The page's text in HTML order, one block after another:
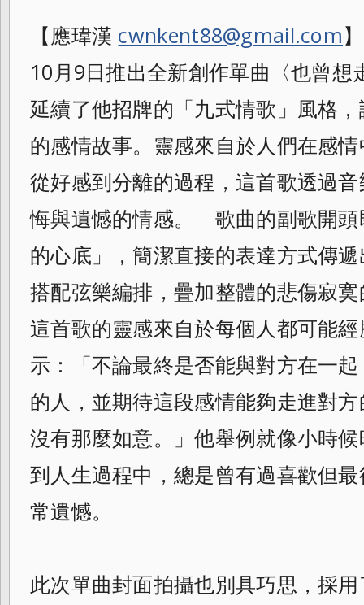
【應瑋漢 cwnkent88@gmail.com
10月9日推出全新創作單曲〈也曾想
延續了他招牌的「九式情歌」風格
的感情故事。靈感來自於人們在感
從好感到分離的過程，這首歌透過
悔與遺憾的情感。 歌曲的副歌開頭
的心底」，簡潔直接的表達方式傳
搭配弦樂編排，疊加整體的悲傷寂
這首歌的靈感來自於每個人都可能
示：「不論最終是否能與對方在一
的人，並期待這段感情能夠走進對
沒有那麼如意。」他舉例就像小時
到人生過程中，總是曾有過喜歡但
常遺憾。
此次單曲封面拍攝也別具巧思，採